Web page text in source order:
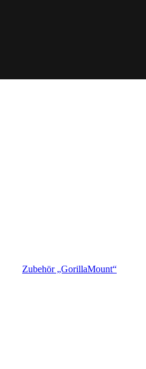
Zubehör „GorillaMount“